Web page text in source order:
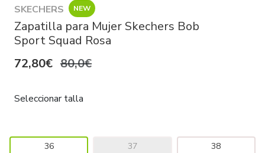
SKECHERS NEW
Zapatilla para Mujer Skechers Bob
Sport Squad Rosa
72,80€ 80,0€
Seleccionar talla
36 37 38